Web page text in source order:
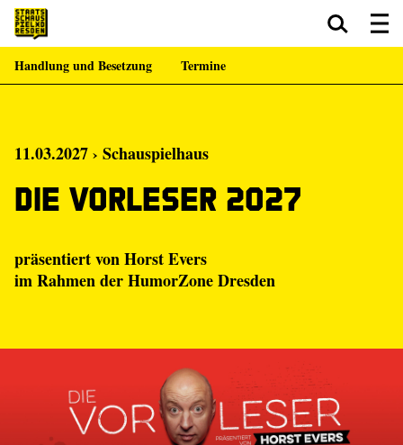
Zum Hauptinhalt springen Zum Footer springen
Handlung und Besetzung Termine
11.03.2027 › Schauspielhaus
Die Vorleser 2027
präsentiert von Horst Evers
im Rahmen der HumorZone Dresden